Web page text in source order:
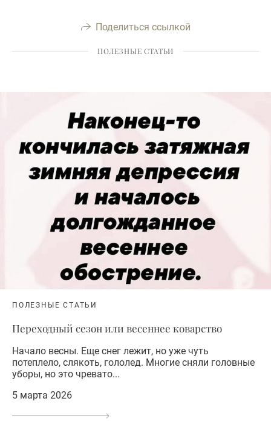
Поделиться ссылкой
ПОЛЕЗНЫЕ СТАТЬИ
ПОЛЕЗНЫЕ СТАТЬИ
Переходный сезон или весеннее коварство
Начало весны. Еще снег лежит, но уже чуть
потеплело, слякоть, гололед. Многие сняли головные
уборы, но это чревато...
5 марта 2026